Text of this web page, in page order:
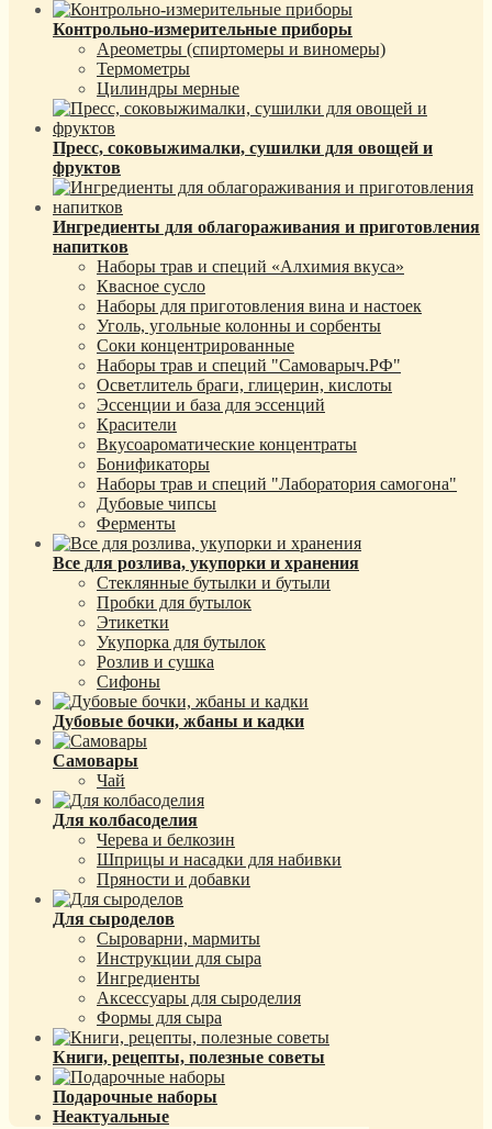
Контрольно-измерительные приборы
Ареометры (спиртомеры и виномеры)
Термометры
Цилиндры мерные
Пресс, соковыжималки, сушилки для овощей и
фруктов
Ингредиенты для облагораживания и приготовления
напитков
Наборы трав и специй «Алхимия вкуса»
Квасное сусло
Наборы для приготовления вина и настоек
Уголь, угольные колонны и сорбенты
Соки концентрированные
Наборы трав и специй "Самоварыч.РФ"
Осветлитель браги, глицерин, кислоты
Эссенции и база для эссенций
Красители
Вкусоароматические концентраты
Бонификаторы
Наборы трав и специй "Лаборатория самогона"
Дубовые чипсы
Ферменты
Все для розлива, укупорки и хранения
Стеклянные бутылки и бутыли
Пробки для бутылок
Этикетки
Укупорка для бутылок
Розлив и сушка
Сифоны
Дубовые бочки, жбаны и кадки
Самовары
Чай
Для колбасоделия
Черева и белкозин
Шприцы и насадки для набивки
Пряности и добавки
Для сыроделов
Сыроварни, мармиты
Инструкции для сыра
Ингредиенты
Аксессуары для сыроделия
Формы для сыра
Книги, рецепты, полезные советы
Подарочные наборы
Неактуальные